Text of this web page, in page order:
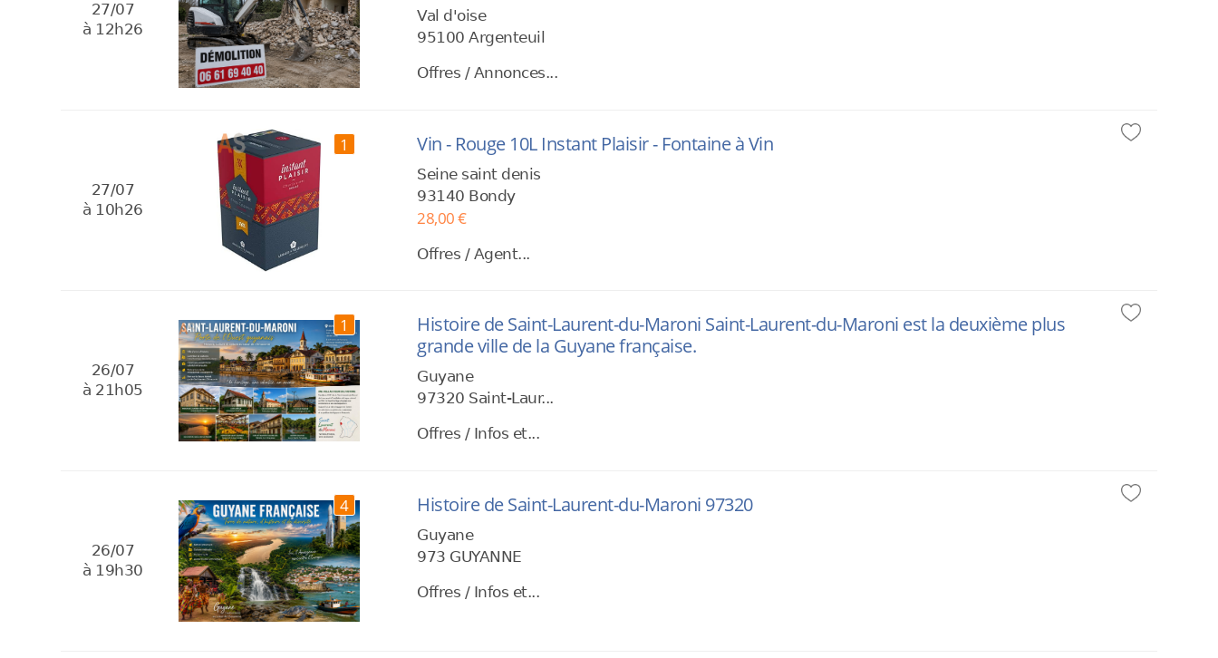
27/07
à 12h26
Val d'oise
95100 Argenteuil
Offres / Annonces...
27/07
à 10h26
1 Vin - Rouge 10L Instant Plaisir - Fontaine à Vin
Seine saint denis
93140 Bondy
28,00 €
Offres / Agent...
26/07
à 21h05
1
Histoire de Saint-Laurent-du-Maroni Saint-Laurent-du-Maroni est la deuxième plus
grande ville de la Guyane française.
Guyane
97320 Saint-Laur...
Offres / Infos et...
26/07
à 19h30
4 Histoire de Saint-Laurent-du-Maroni 97320
Guyane
973 GUYANNE
Offres / Infos et...